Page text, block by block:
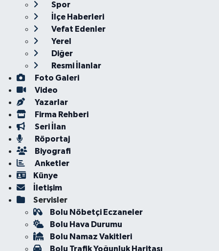
Spor
İlçe Haberleri
Vefat Edenler
Yerel
Diğer
Resmi İlanlar
Foto Galeri
Video
Yazarlar
Firma Rehberi
Seri İlan
Röportaj
Biyografi
Anketler
Künye
İletişim
Servisler
Bolu Nöbetçi Eczaneler
Bolu Hava Durumu
Bolu Namaz Vakitleri
Bolu Trafik Yoğunluk Haritası